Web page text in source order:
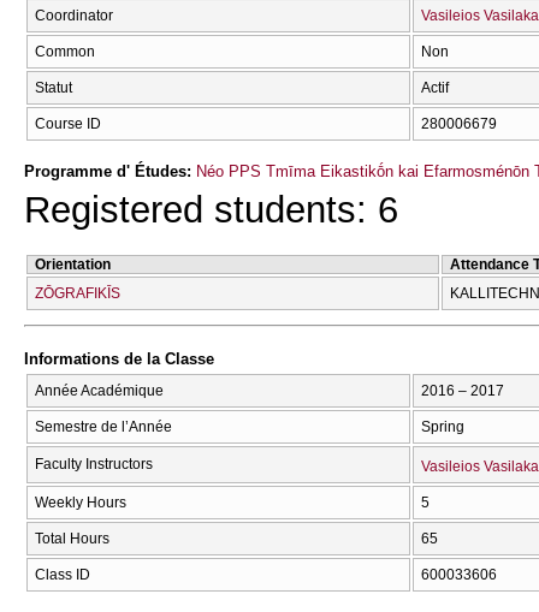
Coordinator Vasileios
Common Non
Statut Actif
Course ID 280006679
Programme d' Études: Néo PPS Tmīma Eikastikṓn kai Efarmosménōn
Registered students: 6
Orientation
Attendance
ZŌGRAFIKĪS
Informations de la Classe
Année Académique 2016 – 2017
Semestre de l’Année Spring
Faculty Instructors Vasileios
Weekly Hours 5
Total Hours 65
Class ID 600033606